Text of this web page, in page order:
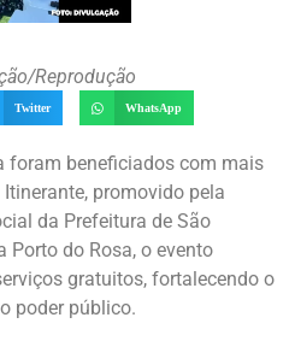
Reprodução
Twitter WhatsApp
foram beneficiados com mais
promovido pela
da Prefeitura de São
Porto do Rosa, o evento
gratuitos, fortalecendo o
poder público.